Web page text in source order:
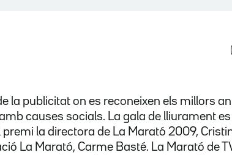
la publicitat on es reconeixen els millors
causes socials. La gala de lliurament
la directora de La Marató 2009,
La Marató, Carme Basté. La Marató de